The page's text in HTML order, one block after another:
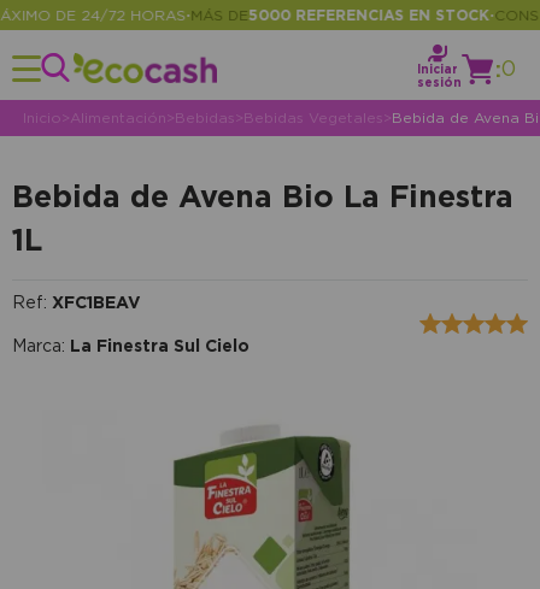
DE 24/72 HORAS•MÁS DE 5000 REFERENCIAS EN STOCK•
Iniciar
sesión
:0
Inicio> Alimentación>Bebidas >Bebidas Vegetales >Bebida de Avena
Bebida de Avena Bio La Finestra
1L
Ref: XFC1BEAV
Marca: La Finestra Sul Cielo